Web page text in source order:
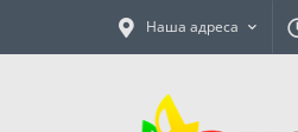
Наша адреса